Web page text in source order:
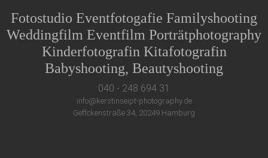
Fotostudio Eventfotogafie Familyshooting
Weddingfilm Eventfilm Porträtphotography
Kinderfotografin Kitafotografin
Babyshooting, Beautyshooting
040 - 248 694 31
info@kerstinseipt-photography.de
Geffckenstraße 34, 20249 Hamburg